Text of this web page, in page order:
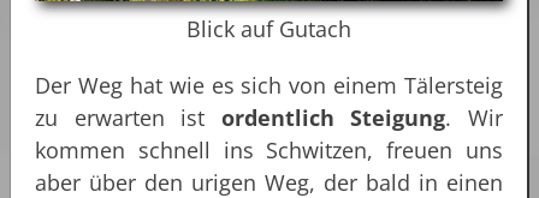
Blick auf Gutach
Der Weg hat wie es sich von einem Tälersteig
zu erwarten ist ordentlich Steigung. Wir
kommen schnell ins Schwitzen, freuen uns
aber über den urigen Weg, der bald in einen